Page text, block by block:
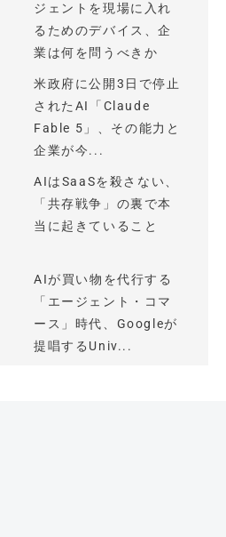
ジェントを現場に入れ
るためのデバイス、企
業は何を問うべきか
米政府に公開3日で停止
されたAI「Claude
Fable 5」、その能力と
企業が今...
AIはSaaSを殺さない、
「共存戦争」の裏で本
当に起きていること
AIが買い物を代行する
「エージェント・コマ
ース」時代、Googleが
提唱するUniv...